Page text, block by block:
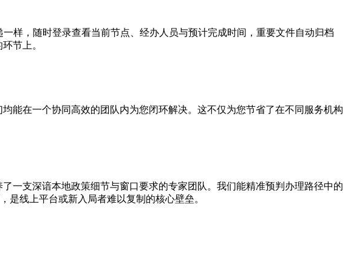
样，随时登录查看当前节点、经办人员与预计完成时间，重要文件自动归档
节上。
能在一个协同高效的团队内为您闭环解决。这不仅为您节省了在不同服务机构
一支深谙本地政策细节与窗口要求的专家团队。我们能精准预判办理路径中的
是线上平台或新入局者难以复制的核心壁垒。